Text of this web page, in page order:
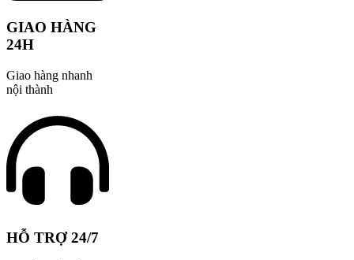
GIAO HÀNG
24H
Giao hàng nhanh
nội thành
HỖ TRỢ 24/7